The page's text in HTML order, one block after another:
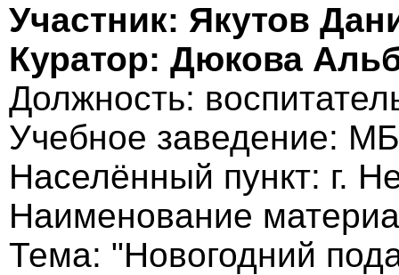
Участник: Якутов
Куратор: Дюкова
Должность:
Учебное заведение:
Населённый пункт: г.
Наименование
Тема: "Новогодний